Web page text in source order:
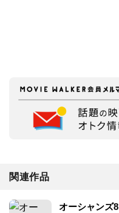
関連作品
オーシャンズ8